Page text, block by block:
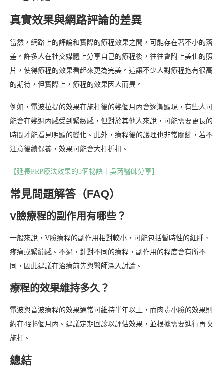
真實效果與網路評論的差異
當然，網路上的評論和實際的療程效果之間，可能存在著不小的落
差。許多人在社交媒體上分享自己的療程後，往往會附上美化的照
片，使得療程的效果看起來更為完美。這讓不少人對療程抱有很高
的期待，但實際上，療程的效果因人而異。
例如，電波拉提的效果在施打後的幾個月內會逐漸顯現，有些人可
能會在幾週內感受到緊緻感，但對於其他人來說，可能需要更長的
時間才能看見明顯的變化。此外，療程後的護理也非常關鍵，若不
注意後續保養，效果可能會大打折扣。
【延長PRP療法效果的5個祕訣｜吳芮醫師分享】
常見問題解答（FAQ）
V臉療程的副作用有哪些？
一般來說，V臉療程的副作用相對較小，可能包括暫時性的紅腫、
疼痛或緊繃感。不過，針對不同的療程，副作用的程度會有所不
同，因此建議在治療前先與醫師深入討論。
療程的效果維持多久？
電波與音波療程的效果通常可維持半年以上，而肉毒小臉的效果則
約在4到6個月內。建議定期回診以評估效果，並根據需要進行再次
施打。
總結